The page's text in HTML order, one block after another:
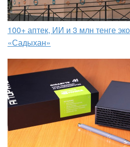
100+ аптек, ИИ и 3 млн тенге
«Садыхан»